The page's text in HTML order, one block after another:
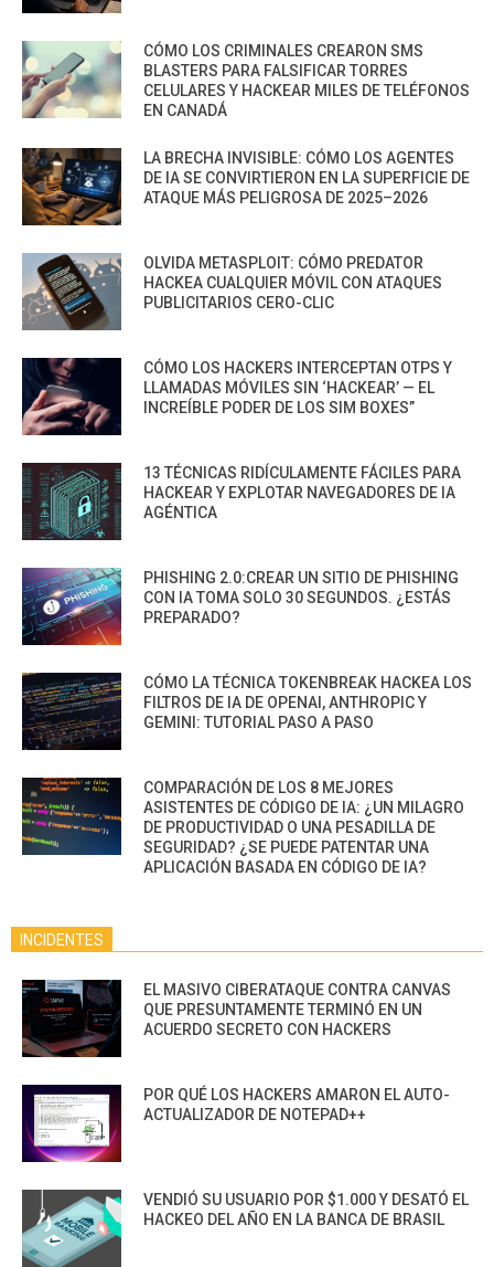
CÓMO LOS CRIMINALES CREARON SMS
BLASTERS PARA FALSIFICAR TORRES
CELULARES Y HACKEAR MILES DE TELÉFONOS
EN CANADÁ
LA BRECHA INVISIBLE: CÓMO LOS AGENTES
DE IA SE CONVIRTIERON EN LA SUPERFICIE DE
ATAQUE MÁS PELIGROSA DE 2025–2026
OLVIDA METASPLOIT: CÓMO PREDATOR
HACKEA CUALQUIER MÓVIL CON ATAQUES
PUBLICITARIOS CERO-CLIC
CÓMO LOS HACKERS INTERCEPTAN OTPS Y
LLAMADAS MÓVILES SIN ‘HACKEAR’ — EL
INCREÍBLE PODER DE LOS SIM BOXES”
13 TÉCNICAS RIDÍCULAMENTE FÁCILES PARA
HACKEAR Y EXPLOTAR NAVEGADORES DE IA
AGÉNTICA
PHISHING 2.0:CREAR UN SITIO DE PHISHING
CON IA TOMA SOLO 30 SEGUNDOS. ¿ESTÁS
PREPARADO?
CÓMO LA TÉCNICA TOKENBREAK HACKEA LOS
FILTROS DE IA DE OPENAI, ANTHROPIC Y
GEMINI: TUTORIAL PASO A PASO
COMPARACIÓN DE LOS 8 MEJORES
ASISTENTES DE CÓDIGO DE IA: ¿UN MILAGRO
DE PRODUCTIVIDAD O UNA PESADILLA DE
SEGURIDAD? ¿SE PUEDE PATENTAR UNA
APLICACIÓN BASADA EN CÓDIGO DE IA?
INCIDENTES
EL MASIVO CIBERATAQUE CONTRA CANVAS
QUE PRESUNTAMENTE TERMINÓ EN UN
ACUERDO SECRETO CON HACKERS
POR QUÉ LOS HACKERS AMARON EL AUTO-
ACTUALIZADOR DE NOTEPAD++
VENDIÓ SU USUARIO POR $1.000 Y DESATÓ EL
HACKEO DEL AÑO EN LA BANCA DE BRASIL